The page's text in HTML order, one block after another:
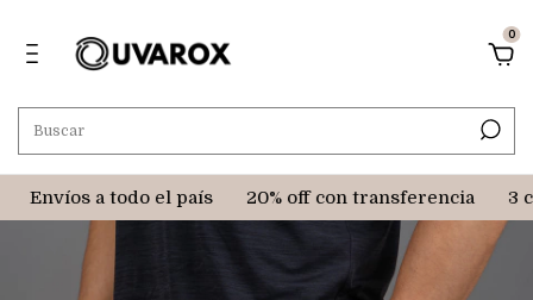
0
Envíos a todo el país 20% off con transferencia 3